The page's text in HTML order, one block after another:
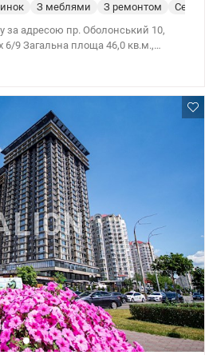
З меблями З ремонтом
за адресою пр. Оболонський 10,
та електрику. У квартирі
техніка: телевізор, холодильник,
Прекрасне
сполучення: метро Оболонь у
поряд ТРЦ DREAM TOWN,
ринки, дитячі садки та школи,
та пошта, велике паркування.
зі зручною зоною відпочинку та
та спортивними
та виходом на берег Днепра.
Валентин Valion. ua/1153483